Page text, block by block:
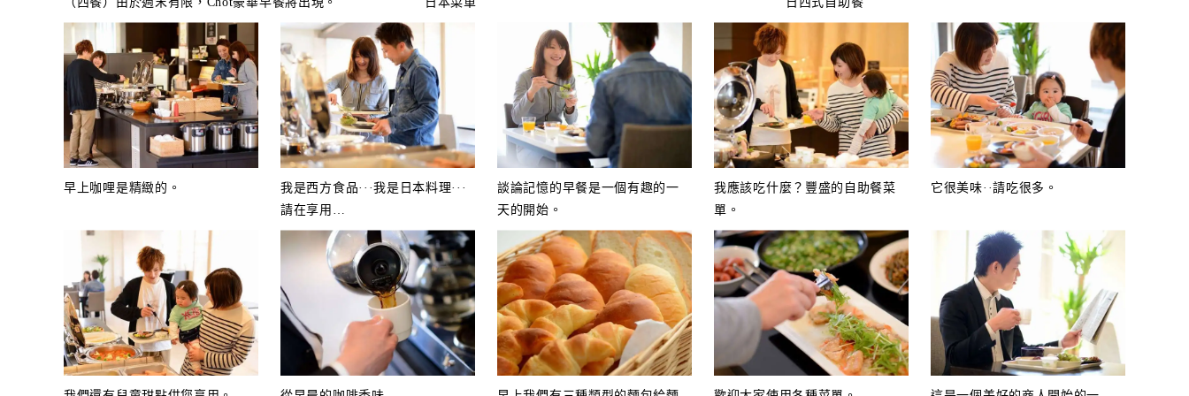
早上咖哩是精緻的。
我是西方食品···我是日本料理···
請在享用 …
談論記憶的早餐是一個有趣的一
天的開始。
我應該吃什麼？豐盛的自助餐菜
單。
它很美味··請吃很多。